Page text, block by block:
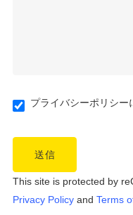
プライバシーポリシー
This site is protected by
Privacy Policy andTerms